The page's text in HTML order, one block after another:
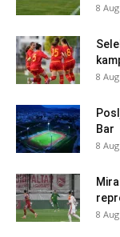
8
8
Bar
8
8